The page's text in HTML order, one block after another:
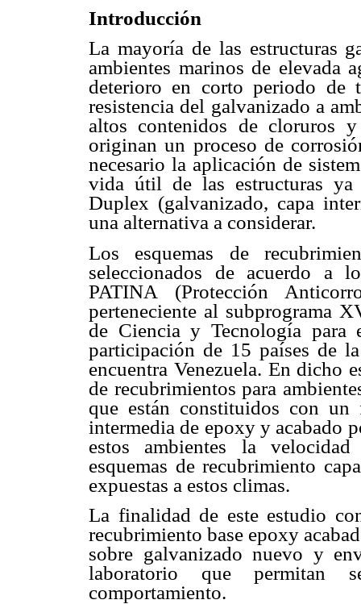
Introducción
La mayoría de las estructuras
ambientes marinos de elevada
deterioro en corto periodo de
resistencia del galvanizado a
altos contenidos de cloruros
originan un proceso de
necesario la aplicación de
vida útil de las estructuras ya
Duplex (galvanizado, capa
una alternativa a considerar.
Los esquemas de
seleccionados de acuerdo a
PATINA (Protección
perteneciente al subprograma
de Ciencia y Tecnología
participación de 15 países de
encuentra Venezuela. En dicho
de recubrimientos para
que están constituidos con
intermedia de epoxy y acabado
estos ambientes la
esquemas de recubrimiento
expuestas a estos climas.
La finalidad de este estudio
recubrimiento base epoxy
sobre galvanizado nuevo y
laboratorio que permitan
comportamiento.